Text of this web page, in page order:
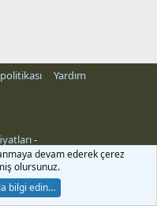
Yardım
-
devam ederek çerez
olursunuz.
bilgi edin…